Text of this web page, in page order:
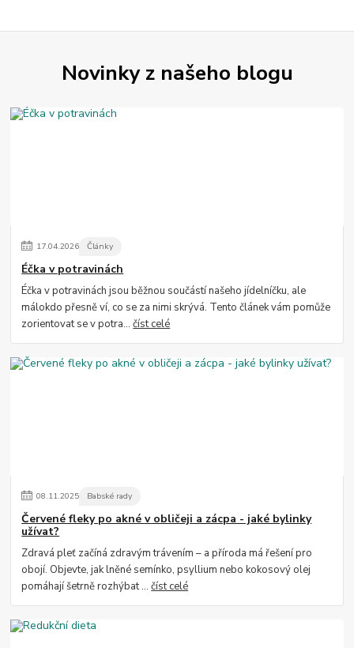
Novinky z našeho blogu
17.04.2026 Články
Éčka v potravinách
Éčka v potravinách jsou běžnou součástí našeho jídelníčku, ale
málokdo přesně ví, co se za nimi skrývá. Tento článek vám pomůže
zorientovat se v potra...číst celé
08.11.2025 Babské rady
Červené fleky po akné v obličeji a zácpa - jaké bylinky
užívat?
Zdravá pleť začíná zdravým trávením – a příroda má řešení pro
obojí. Objevte, jak lněné semínko, psyllium nebo kokosový olej
pomáhají šetrně rozhýbat ...číst celé